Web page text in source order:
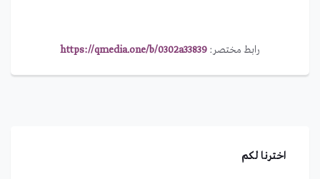
رابط مختصر: https://qmedia.one/b/0302a33839
اخترنا لكم